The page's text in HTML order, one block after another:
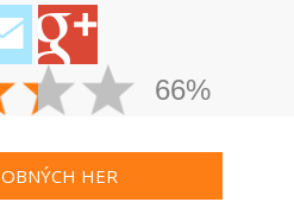
66%
HER